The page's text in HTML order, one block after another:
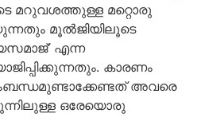
മറുവശത്തുള്ള മറ്റൊരു
മൂല്‍ജിയിലൂടെ
എന്ന
കാരണം
അവരെ
ഒരേയൊരു